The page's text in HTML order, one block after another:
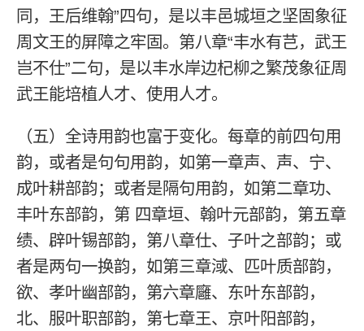
同，王后维翰”四句，是以丰邑城垣之坚固象征
周文王的屏障之牢固。第八章“丰水有芑，武王
岂不仕”二句，是以丰水岸边杞柳之繁茂象征周
武王能培植人才、使用人才。
（五）全诗用韵也富于变化。每章的前四句用
韵，或者是句句用韵，如第一章声、声、宁、
成叶耕部韵；或者是隔句用韵，如第二章功、
丰叶东部韵，第 四章垣、翰叶元部韵，第五章
绩、辟叶锡部韵，第八章仕、子叶之部韵；或
者是两句一换韵，如第三章淢、匹叶质部韵，
欲、孝叶幽部韵，第六章廱、东叶东部韵，
北、服叶职部韵，第七章王、京叶阳部韵，